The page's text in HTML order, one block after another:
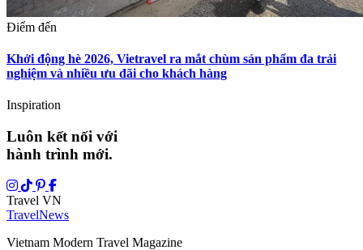
Điểm đến
Khởi động hè 2026, Vietravel ra mắt chùm sản phẩm đa trải
nghiệm và nhiều ưu đãi cho khách hàng
Inspiration
Luôn kết nối với
hành trình mới.
Travel VN
TravelNews
Vietnam Modern Travel Magazine